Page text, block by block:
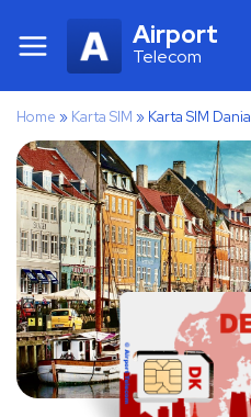
Airport
Telecom
Home » Karta SIM » Karta SIM Dania